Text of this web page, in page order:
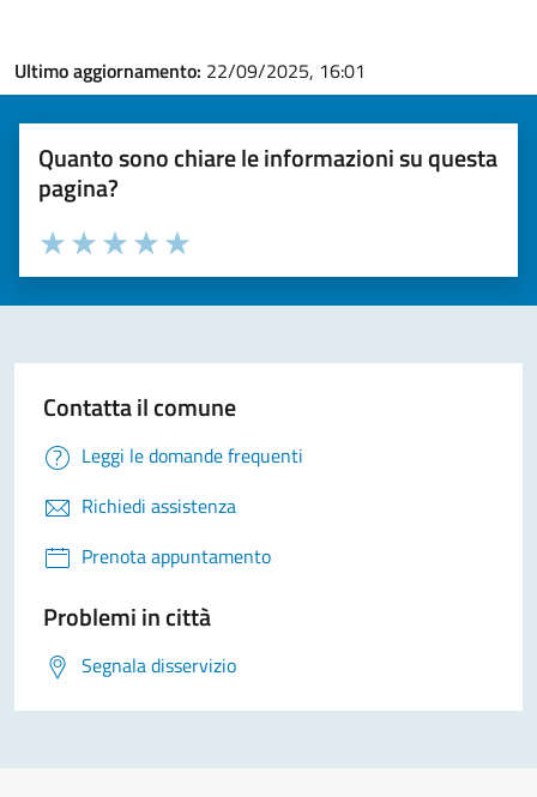
Ultimo aggiornamento: 22/09/2025, 16:01
Quanto sono chiare le informazioni su questa
pagina?
Valuta la chiarezza delle informazioni (da 1 a 5 stelle)
Seleziona il numero di stelle per valutare la chiarezza delle
Valuta 5 stelle su 5
Valuta 4 stelle su 5
Valuta 3 stelle su 5
Valuta 2 stelle su 5
Valuta 1 stelle su 5
Contatta il comune
Leggi le domande frequenti
Richiedi assistenza
Prenota appuntamento
Problemi in città
Segnala disservizio